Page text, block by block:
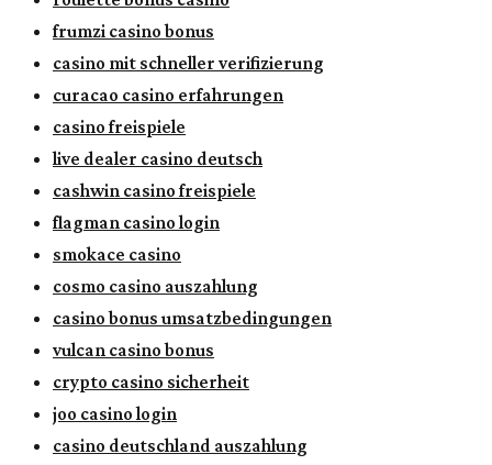
frumzi casino bonus
casino mit schneller verifizierung
curacao casino erfahrungen
casino freispiele
live dealer casino deutsch
cashwin casino freispiele
flagman casino login
smokace casino
cosmo casino auszahlung
casino bonus umsatzbedingungen
vulcan casino bonus
crypto casino sicherheit
joo casino login
casino deutschland auszahlung